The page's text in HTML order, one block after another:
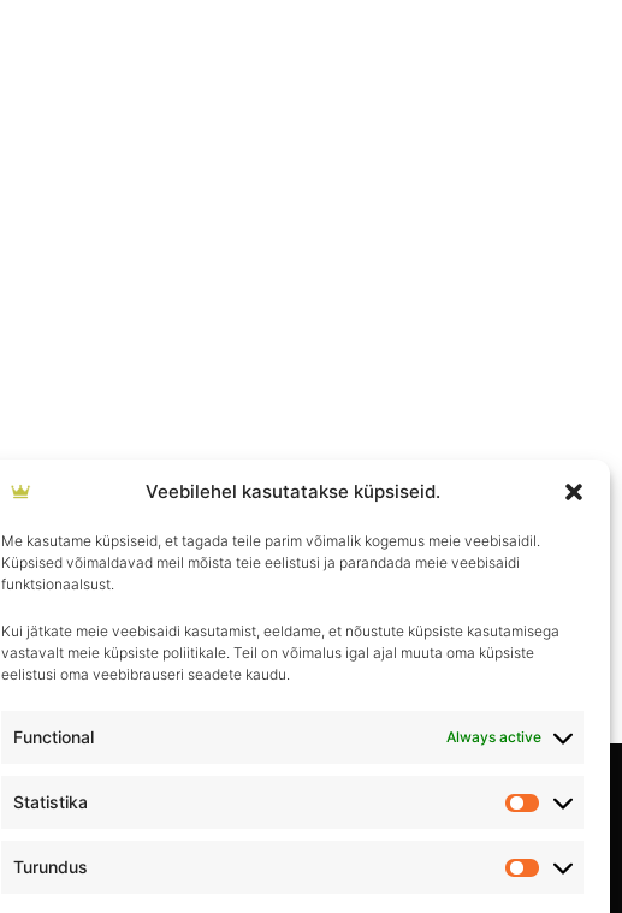
Veebilehel kasutatakse küpsiseid.
Me kasutame küpsiseid, et tagada teile parim võimalik kogemus meie veebisaidil.
Küpsised võimaldavad meil mõista teie eelistusi ja parandada meie veebisaidi
funktsionaalsust.
Kui jätkate meie veebisaidi kasutamist, eeldame, et nõustute küpsiste kasutamisega
vastavalt meie küpsiste poliitikale. Teil on võimalus igal ajal muuta oma küpsiste
eelistusi oma veebibrauseri seadete kaudu.
Functional Always active
Statistika
Statistika
Turundus
Turundus